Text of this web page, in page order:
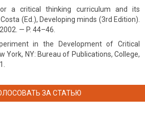
a critical thinking curriculum and its
(Ed.), Developing minds (3rd Edition).
— P. 44–46.
in the Development of Critical
York, NY: Bureau of Publications, College,
ЗА СТАТЬЮ